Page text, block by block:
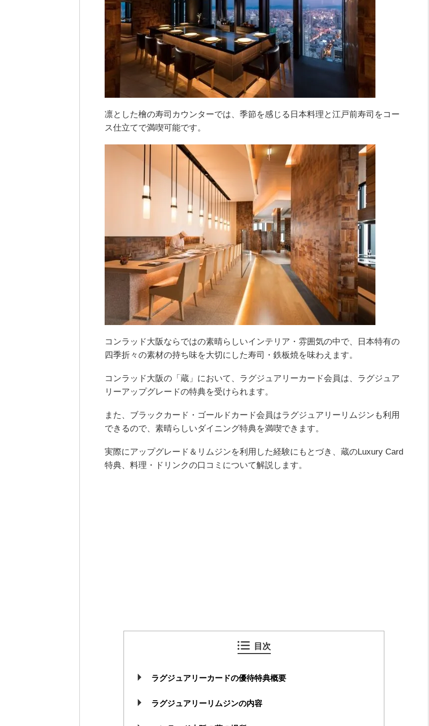
凛とした檜の寿司カウンターでは、季節を感じる日本料理と江戸前寿司をコー
ス仕立てで満喫可能です。
コンラッド大阪ならではの素晴らしいインテリア・雰囲気の中で、日本特有の
四季折々の素材の持ち味を大切にした寿司・鉄板焼を味わえます。
コンラッド大阪の「蔵」において、ラグジュアリーカード会員は、ラグジュア
リーアップグレードの特典を受けられます。
また、ブラックカード・ゴールドカード会員はラグジュアリーリムジンも利用
できるので、素晴らしいダイニング特典を満喫できます。
実際にアップグレード＆リムジンを利用した経験にもとづき、蔵のLuxury Card
特典、料理・ドリンクの口コミについて解説します。
目次
ラグジュアリーカードの優待特典概要
ラグジュアリーリムジンの内容